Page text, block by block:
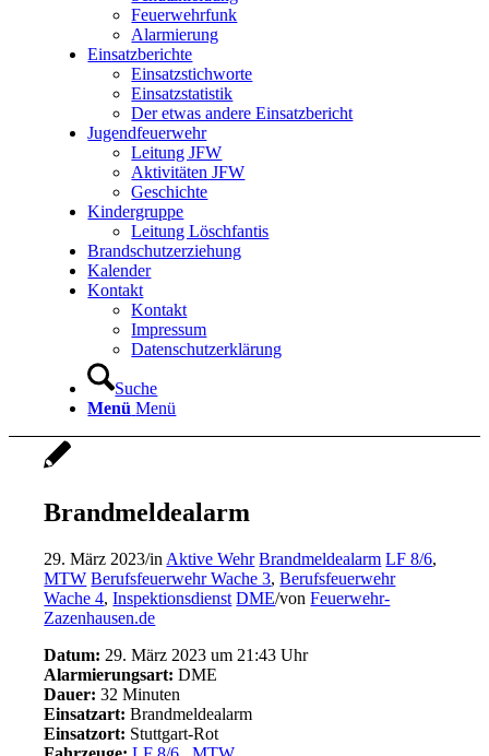
Feuerwehrfunk
Alarmierung
Einsatzberichte
Einsatzstichworte
Einsatzstatistik
Der etwas andere Einsatzbericht
Jugendfeuerwehr
Leitung JFW
Aktivitäten JFW
Geschichte
Kindergruppe
Leitung Löschfantis
Brandschutzerziehung
Kalender
Kontakt
Kontakt
Impressum
Datenschutzerklärung
Suche
Menü Menü
Brandmeldealarm
29. März 2023/in Aktive Wehr Brandmeldealarm LF 8/6,
MTW Berufsfeuerwehr Wache 3,Berufsfeuerwehr
Wache 4,Inspektionsdienst DME/vonFeuerwehr-
Zazenhausen.de
Datum: 29. März 2023 um 21:43 Uhr
Alarmierungsart: DME
Dauer: 32 Minuten
Einsatzart: Brandmeldealarm
Einsatzort: Stuttgart-Rot